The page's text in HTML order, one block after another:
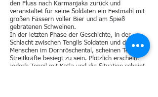
den Fluss nach Karmanjaka zurück und
veranstaltet für seine Soldaten ein Festmahl mit
großen Fässern voller Bier und am Spieß
gebratenen Schweinen.
In der letzten Phase der Geschichte, in der
Schlacht zwischen Tengils Soldaten und den
Menschen im Dornröschental, scheinen Tengils
Streitkräfte besiegt zu sein. Plötzlich erscheint
jedoch Tengil mit Katla und die Situation scheint